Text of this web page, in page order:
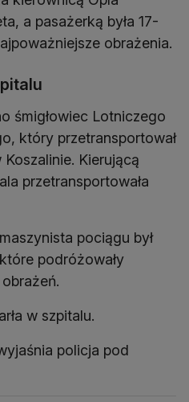
a pasażerką była 17-
obrażenia.
śmigłowiec Lotniczego
który przetransportował
Kierującą
przetransportowała
pociągu był
podróżowały
w szpitalu.
policja pod